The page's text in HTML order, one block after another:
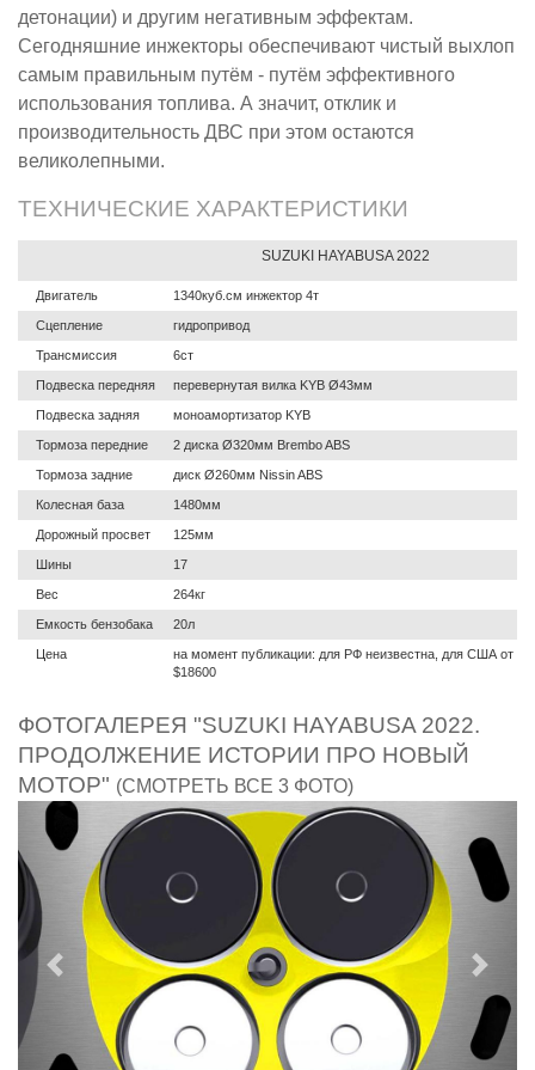
детонации) и другим негативным эффектам.
Сегодняшние инжекторы обеспечивают чистый выхлоп
самым правильным путём - путём эффективного
использования топлива. А значит, отклик и
производительность ДВС при этом остаются
великолепными.
ТЕХНИЧЕСКИЕ ХАРАКТЕРИСТИКИ
Двигатель
Сцепление
Трансмиссия
Подвеска передняя
Подвеска задняя
Тормоза передние
Тормоза задние
Колесная база
Дорожный просвет
Шины
Вес
Емкость бензобака
Цена
SUZUKI HAYABUSA 2022
1340куб.см инжектор 4т
гидропривод
6ст
перевернутая вилка KYB Ø43мм
моноамортизатор KYB
2 диска Ø320мм Brembo ABS
диск Ø260мм Nissin ABS
1480мм
125мм
17
264кг
20л
на момент публикации: для РФ неизвестна, для США от
$18600
ФОТОГАЛЕРЕЯ "SUZUKI HAYABUSA 2022.
ПРОДОЛЖЕНИЕ ИСТОРИИ ПРО НОВЫЙ
МОТОР" (СМОТРЕТЬ ВСЕ 3 ФОТО)
Предыдущий